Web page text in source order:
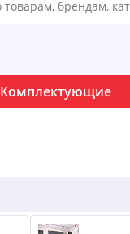
Комплектующие